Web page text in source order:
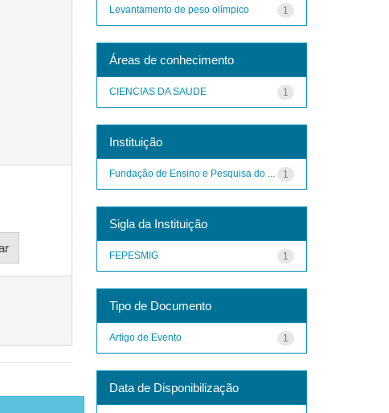
1
Levantamento de peso olímpico
Áreas de conhecimento
1
CIENCIAS DA SAUDE
Instituição
1
Fundação de Ensino e Pesquisa do ...
Sigla da Instituição
1
FEPESMIG
Tipo de Documento
1
Artigo de Evento
Data de Disponibilização